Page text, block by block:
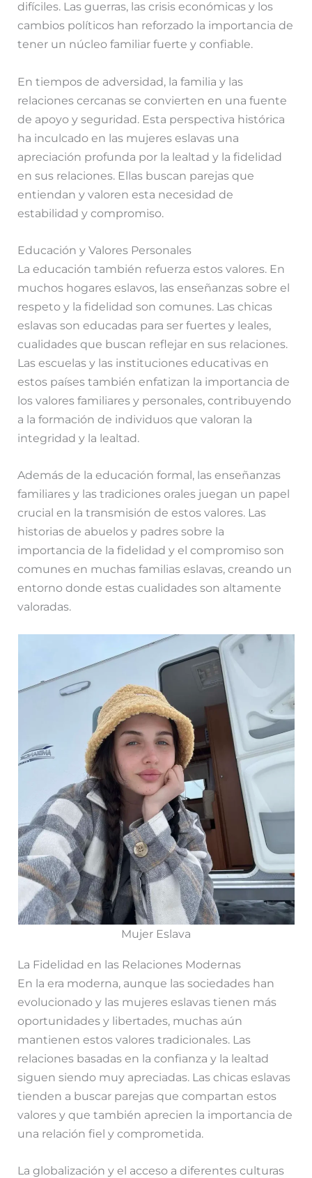
difíciles. Las guerras, las crisis económicas y los
cambios políticos han reforzado la importancia de
tener un núcleo familiar fuerte y confiable.
En tiempos de adversidad, la familia y las
relaciones cercanas se convierten en una fuente
de apoyo y seguridad. Esta perspectiva histórica
ha inculcado en las mujeres eslavas una
apreciación profunda por la lealtad y la fidelidad
en sus relaciones. Ellas buscan parejas que
entiendan y valoren esta necesidad de
estabilidad y compromiso.
Educación y Valores Personales
La educación también refuerza estos valores. En
muchos hogares eslavos, las enseñanzas sobre el
respeto y la fidelidad son comunes. Las chicas
eslavas son educadas para ser fuertes y leales,
cualidades que buscan reflejar en sus relaciones.
Las escuelas y las instituciones educativas en
estos países también enfatizan la importancia de
los valores familiares y personales, contribuyendo
a la formación de individuos que valoran la
integridad y la lealtad.
Además de la educación formal, las enseñanzas
familiares y las tradiciones orales juegan un papel
crucial en la transmisión de estos valores. Las
historias de abuelos y padres sobre la
importancia de la fidelidad y el compromiso son
comunes en muchas familias eslavas, creando un
entorno donde estas cualidades son altamente
valoradas.
Mujer Eslava
La Fidelidad en las Relaciones Modernas
En la era moderna, aunque las sociedades han
evolucionado y las mujeres eslavas tienen más
oportunidades y libertades, muchas aún
mantienen estos valores tradicionales. Las
relaciones basadas en la confianza y la lealtad
siguen siendo muy apreciadas. Las chicas eslavas
tienden a buscar parejas que compartan estos
valores y que también aprecien la importancia de
una relación fiel y comprometida.
La globalización y el acceso a diferentes culturas